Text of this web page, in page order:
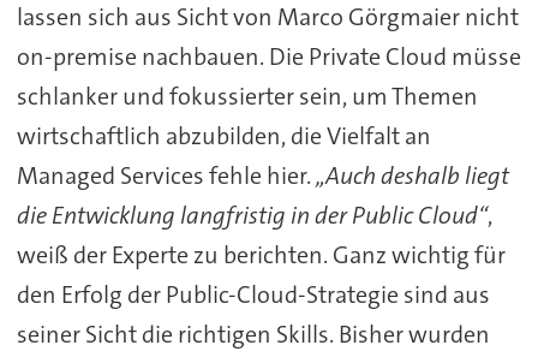
lassen sich aus Sicht von Marco Görgmaier nicht
on-premise nachbauen. Die Private Cloud müsse
schlanker und fokussierter sein, um Themen
wirtschaftlich abzubilden, die Vielfalt an
Managed Services fehle hier.„Auch deshalb liegt
die Entwicklung langfristig in der Public Cloud“,
weiß der Experte zu berichten. Ganz wichtig für
den Erfolg der Public-Cloud-Strategie sind aus
seiner Sicht die richtigen Skills. Bisher wurden